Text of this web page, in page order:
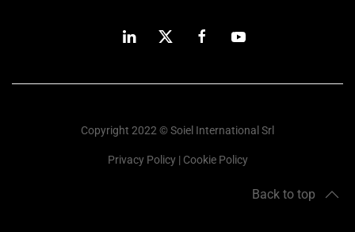
Copyright 2022 © Soiel International Srl
Privacy Policy| Cookie Policy
Back to top